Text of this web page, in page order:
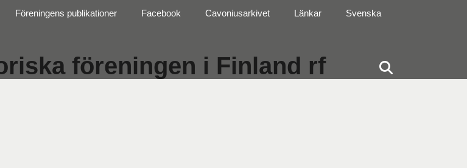
föreningen i Finland rf
Föreningens publikationer Facebook Cavoniusarkivet Länkar Svenska